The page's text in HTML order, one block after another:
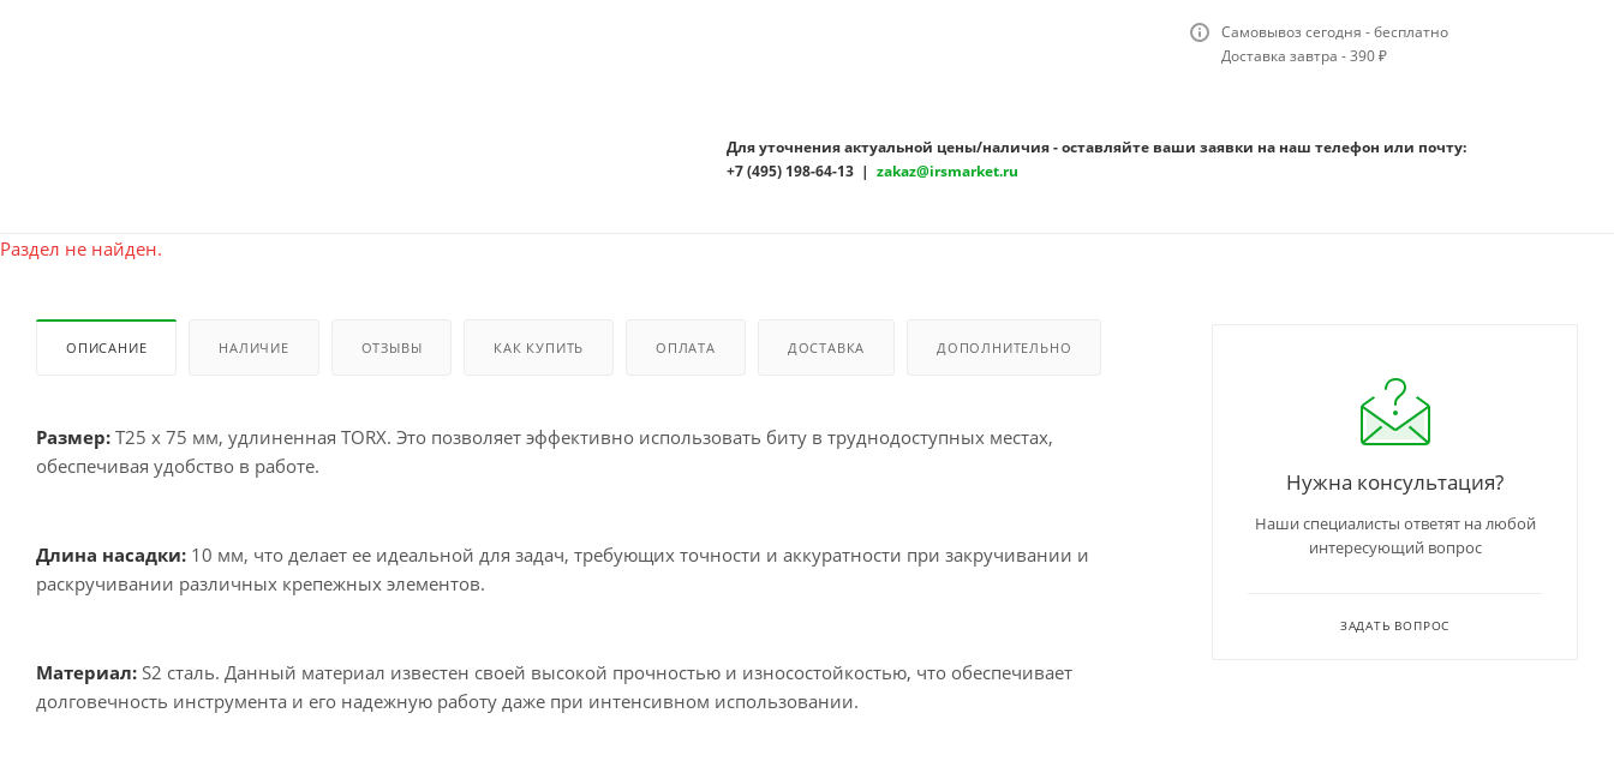
Самовывоз сегодня - бесплатно
Доставка завтра - 390 ₽
Для уточнения актуальной цены/наличия - оставляйте ваши заявки на наш телефон или почту:
+7 (495) 198-64-13 |zakaz@irsmarket.ru
Раздел не найден.
ОПИСАНИЕ НАЛИЧИЕ ОТЗЫВЫ КАК КУПИТЬ ОПЛАТА ДОСТАВКА ДОПОЛНИТЕЛЬНО
Размер: T25 x 75 мм, удлиненная TORX. Это позволяет эффективно использовать биту в труднодоступных местах,
обеспечивая удобство в работе.
Длина насадки: 10 мм, что делает ее идеальной для задач, требующих точности и аккуратности при закручивании и
раскручивании различных крепежных элементов.
Материал: S2 сталь. Данный материал известен своей высокой прочностью и износостойкостью, что обеспечивает
долговечность инструмента и его надежную работу даже при интенсивном использовании.
Нужна консультация?
Наши специалисты ответят на любой
интересующий вопрос
ЗАДАТЬ ВОПРОС